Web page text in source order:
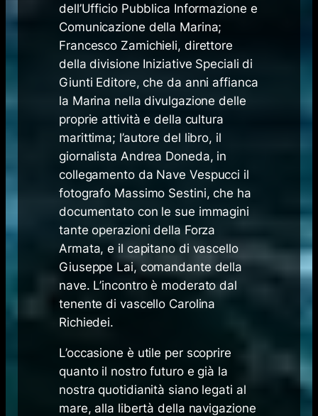
dell’Ufficio Pubblica Informazione e
Comunicazione della Marina;
Francesco Zamichieli, direttore
della divisione Iniziative Speciali di
Giunti Editore, che da anni affianca
la Marina nella divulgazione delle
proprie attività e della cultura
marittima; l’autore del libro, il
giornalista Andrea Doneda, in
collegamento da Nave Vespucci il
fotografo Massimo Sestini, che ha
documentato con le sue immagini
tante operazioni della Forza
Armata, e il capitano di vascello
Giuseppe Lai, comandante della
nave. L’incontro è moderato dal
tenente di vascello Carolina
Richiedei.
L’occasione è utile per scoprire
quanto il nostro futuro e già la
nostra quotidianità siano legati al
mare, alla libertà della navigazione